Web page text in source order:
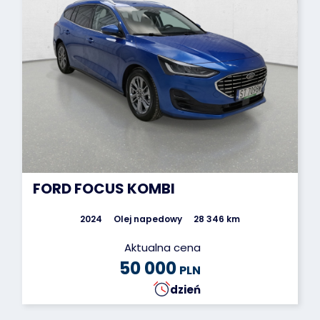
FORD FOCUS KOMBI
2024 Olej napedowy 28 346 km
Aktualna cena
50 000 PLN
dzień